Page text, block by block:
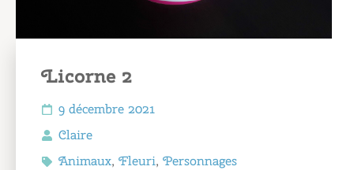
Licorne 2
9 décembre 2021
Claire
Animaux, Fleuri, Personnages